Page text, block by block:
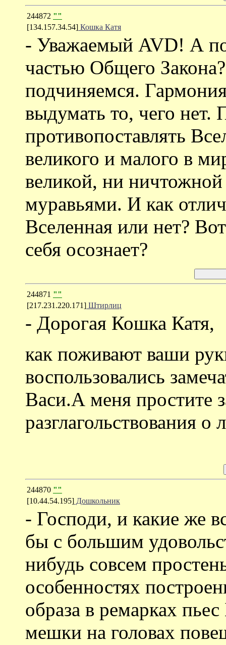
244872 ""
[134.157.34.54] Кошка Катя
- Уважаемый AVD! А
частью Общего
подчиняемся.
выдумать то, чего нет.
противопоставлять
великого и малого в
великой, ни
муравьями. И как
Вселенная или нет?
себя осознает?
244871 ""
[217.231.220.171] Штирлиц
- Дорогая Кошка Катя,
как поживают ваши
воспользовались
Васи.А меня простите
разглагольствования о
244870 ""
[10.44.54.195] Дошкольник
- Господи, и какие же
бы с большим
нибудь совсем
особенностях
образа в ремарках
мешки на головах